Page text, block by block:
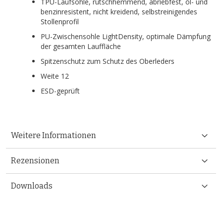
benzinresistent, nicht kreidend, selbstreinigendes
Stollenprofil
PU-Zwischensohle LightDensity, optimale Dämpfung
der gesamten Lauffläche
Spitzenschutz zum Schutz des Oberleders
Weite 12
ESD-geprüft
Weitere Informationen
Rezensionen
Downloads